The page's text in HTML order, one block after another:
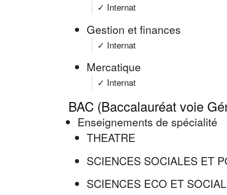
✓ Internat
Gestion et finances
✓ Internat
Mercatique
✓ Internat
BAC (Baccalauréat voie
Enseignements de spécialité
THEATRE
SCIENCES SOCIALES ET
SCIENCES ECO ET